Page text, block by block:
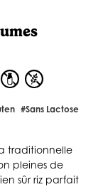
#sans Lactose
traditionnelle
pleines de
sûr riz parfait